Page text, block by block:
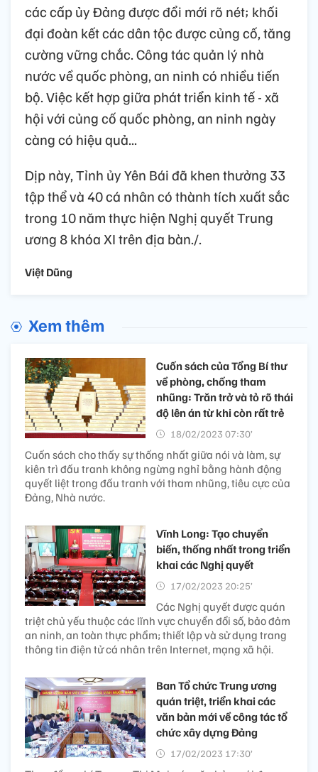
các cấp ủy Đảng được đổi mới rõ nét; khối
đại đoàn kết các dân tộc được củng cố, tăng
cường vững chắc. Công tác quản lý nhà
nước về quốc phòng, an ninh có nhiều tiến
bộ. Việc kết hợp giữa phát triển kinh tế - xã
hội với củng cố quốc phòng, an ninh ngày
càng có hiệu quả...
Dịp này, Tỉnh ủy Yên Bái đã khen thưởng 33
tập thể và 40 cá nhân có thành tích xuất sắc
trong 10 năm thực hiện Nghị quyết Trung
ương 8 khóa XI trên địa bàn./.
Việt Dũng
Xem thêm
Cuốn sách của Tổng Bí thư
về phòng, chống tham
nhũng: Trăn trở và tỏ rõ thái
độ lên án từ khi còn rất trẻ
18/02/2023 07:30’
Cuốn sách cho thấy sự thống nhất giữa nói và làm, sự
kiên trì đấu tranh không ngừng nghỉ bằng hành động
quyết liệt trong đấu tranh với tham nhũng, tiêu cực của
Đảng, Nhà nước.
Vĩnh Long: Tạo chuyển
biến, thống nhất trong triển
khai các Nghị quyết
17/02/2023 20:25’
Các Nghị quyết được quán
triệt chủ yếu thuộc các lĩnh vực chuyển đổi số, bảo đảm
an ninh, an toàn thực phẩm; thiết lập và sử dụng trang
thông tin điện tử cá nhân trên Internet, mạng xã hội.
Ban Tổ chức Trung ương
quán triệt, triển khai các
văn bản mới về công tác tổ
chức xây dựng Đảng
17/02/2023 17:30’